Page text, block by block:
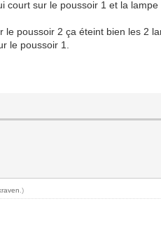
sur le poussoir 1 et la lampe
poussoir 2 ça éteint bien les 2
le poussoir 1.
.)